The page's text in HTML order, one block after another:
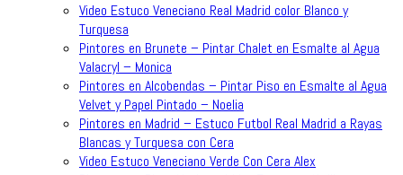
Video Estuco Veneciano Real Madrid color Blanco y
Turquesa
Pintores en Brunete – Pintar Chalet en Esmalte al Agua
Valacryl – Monica
Pintores en Alcobendas – Pintar Piso en Esmalte al Agua
Velvet y Papel Pintado – Noelia
Pintores en Madrid – Estuco Futbol Real Madrid a Rayas
Blancas y Turquesa con Cera
Video Estuco Veneciano Verde Con Cera Alex